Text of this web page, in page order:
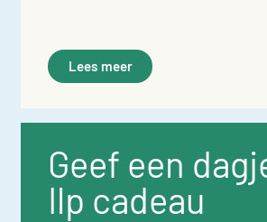
Lees meer
Geef een
Ilp cadeau